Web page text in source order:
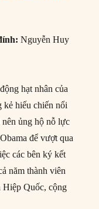
Nguyễn Huy
hạt nhân của
kẻ hiếu chiến nổi
ủng hộ nỗ lực
để vượt qua
các bên ký kết
năm thành viên
Quốc, cộng